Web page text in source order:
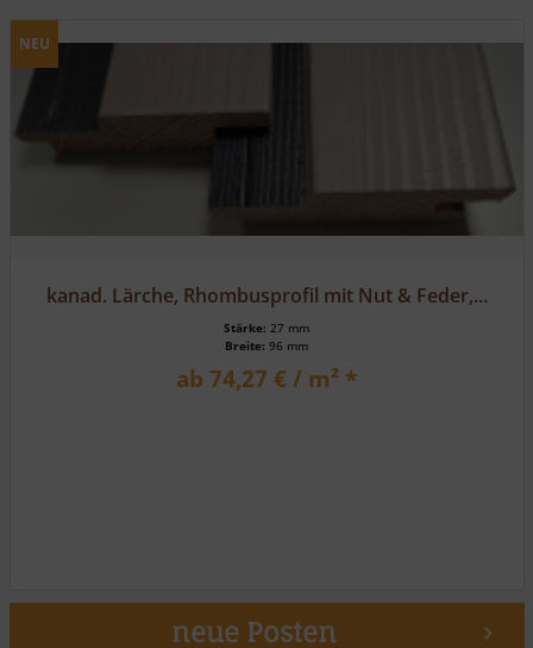
NEU
kanad. Lärche, Rhombusprofil mit Nut & Feder,...
Stärke: 27 mm
Breite: 96 mm
ab 74,27 € / m² *
neue Posten